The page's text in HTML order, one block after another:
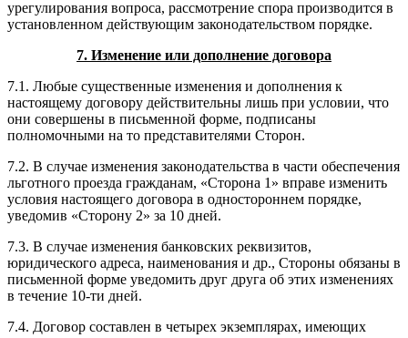
урегулирования вопроса, рассмотрение спора производится в
установленном действующим законодательством порядке.
7. Изменение или дополнение договора
7.1. Любые существенные изменения и дополнения к
настоящему договору действительны лишь при условии, что
они совершены в письменной форме, подписаны
полномочными на то представителями Сторон.
7.2. В случае изменения законодательства в части обеспечения
льготного проезда гражданам, «Сторона 1» вправе изменить
условия настоящего договора в одностороннем порядке,
уведомив «Сторону 2» за 10 дней.
7.3. В случае изменения банковских реквизитов,
юридического адреса, наименования и др., Стороны обязаны в
письменной форме уведомить друг друга об этих изменениях
в течение 10-ти дней.
7.4. Договор составлен в четырех экземплярах, имеющих